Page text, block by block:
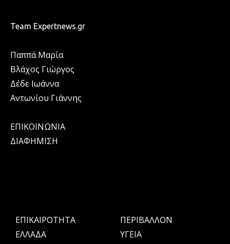
Team Expertnews.gr
Παππά Μαρία
Βλάχος Γιώργος
Δέδε Ιωάννα
Αντωνίου Γιάννης
ΕΠΙΚΟΙΝΩΝΙΑ
ΔΙΑΦΗΜΙΣΗ
ΕΠΙΚΑΙΡΟΤΗΤΑ
ΕΛΛΑΔΑ
ΠΕΡΙΒΑΛΛΟΝ
ΥΓΕΙΑ